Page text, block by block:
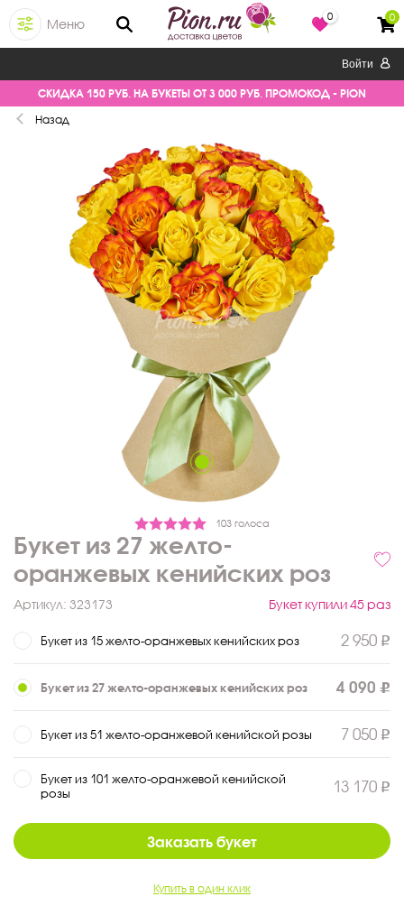
Меню
0 0
Войти
СКИДКА 150 РУБ. НА БУКЕТЫ ОТ 3 000 РУБ. ПРОМОКОД - PION
Назад
103 голоса
Букет из 27 желто-
оранжевых кенийских роз
Артикул: 323173 Букет купили 45 раз
Букет из 15 желто-оранжевых кенийских роз 2 950
Букет из 27 желто-оранжевых кенийских роз 4 090
Букет из 51 желто-оранжевой кенийской розы 7 050
Букет из 101 желто-оранжевой кенийской
розы
13 170
Заказать букет
Купить в один клик